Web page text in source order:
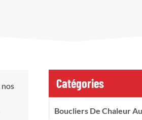
Catégories
Boucliers De Chaleur